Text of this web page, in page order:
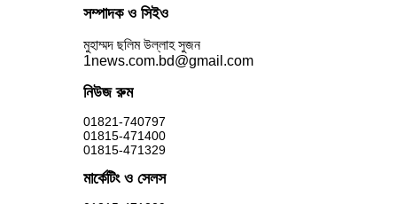
সম্পাদক ও সিইও
মুহাম্মদ ছলিম উল্লাহ সুজন
1news.com.bd@gmail.com
নিউজ রুম
01821-740797
01815-471400
01815-471329
মার্কেটিং ও সেলস